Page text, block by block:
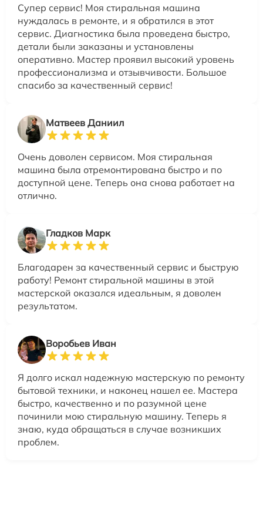
Супер сервис! Моя стиральная машина
нуждалась в ремонте, и я обратился в этот
сервис. Диагностика была проведена быстро,
детали были заказаны и установлены
оперативно. Мастер проявил высокий уровень
профессионализма и отзывчивости. Большое
спасибо за качественный сервис!
Матвеев Даниил
Очень доволен сервисом. Моя стиральная
машина была отремонтирована быстро и по
доступной цене. Теперь она снова работает на
отлично.
Гладков Марк
Благодарен за качественный сервис и быструю
работу! Ремонт стиральной машины в этой
мастерской оказался идеальным, я доволен
результатом.
Воробьев Иван
Я долго искал надежную мастерскую по ремонту
бытовой техники, и наконец нашел ее. Мастера
быстро, качественно и по разумной цене
починили мою стиральную машину. Теперь я
знаю, куда обращаться в случае возникших
проблем.